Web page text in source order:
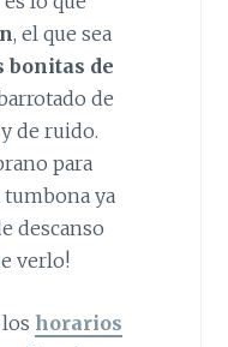
, el que sea
bonitas de
de
de ruido.
para
ya
descanso
verlo!
horarios